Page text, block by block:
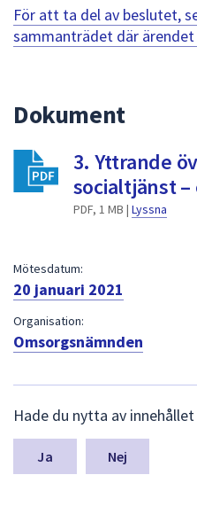
För att ta del av beslutet,
sammanträdet där
Dokument
3. Yttrande
socialtjänst
PDF, 1 MB | Lyssna
Mötesdatum:
20 januari 2021
Organisation:
Omsorgsnämnden
ä
m
a
Hade du nytta av
Nej